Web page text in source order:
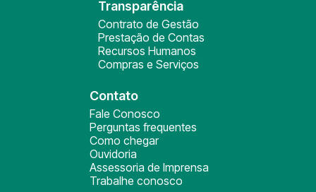
Transparência
Contrato de Gestão
Prestação de Contas
Recursos Humanos
Compras e Serviços
Contato
Fale Conosco
Perguntas frequentes
Como chegar
Ouvidoria
Assessoria de Imprensa
Trabalhe conosco